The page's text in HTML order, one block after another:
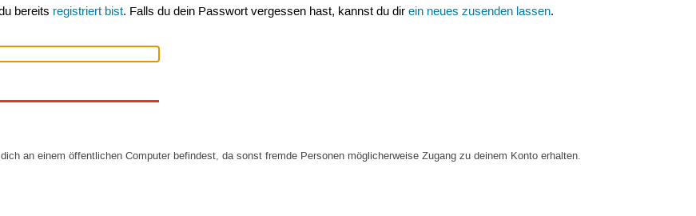
bereits registriert bist. Falls du dein Passwort vergessen hast, kannst du direin neues zusenden lassen.
an einem öffentlichen Computer befindest, da sonst fremde Personen möglicherweise Zugang zu deinem Konto erhalten.